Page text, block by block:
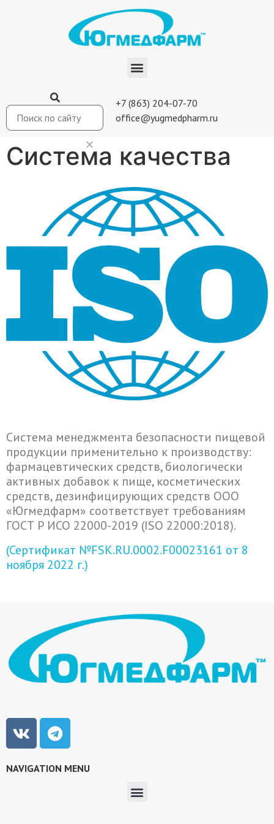
+7 (863) 204-07-70
office@yugmedpharm.ru
Система качества
Система менеджмента безопасности пищевой
продукции применительно к производству:
фармацевтических средств, биологически
активных добавок к пище, косметических
средств, дезинфицирующих средств ООО
«Югмедфарм» соответствует требованиям
ГОСТ Р ИСО 22000-2019 (ISO 22000:2018).
(Сертификат №FSK.RU.0002.F00023161 от 8
ноября 2022 г.)
NAVIGATION MENU